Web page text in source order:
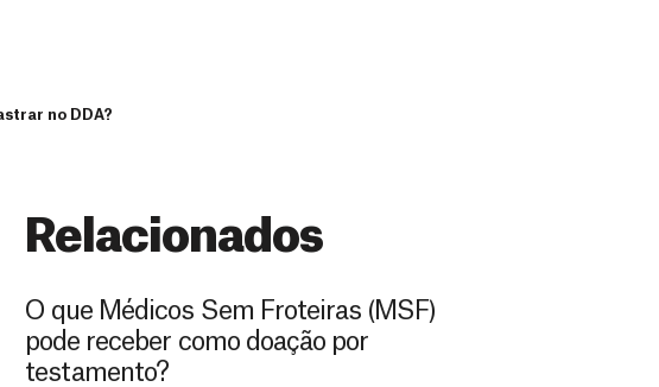
no DDA?
Relacionados
O que Médicos Sem Froteiras (MSF)
pode receber como doação por
testamento?